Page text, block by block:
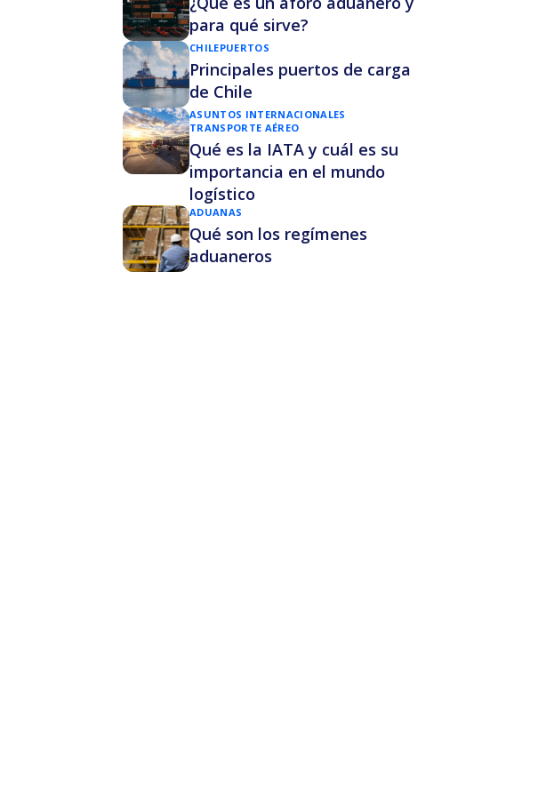
para qué sirve?
CHILEPUERTOS
Principales puertos de carga
de Chile
ASUNTOS INTERNACIONALES
TRANSPORTE AÉREO
Qué es la IATA y cuál es su
importancia en el mundo
logístico
ADUANAS
Qué son los regímenes
aduaneros